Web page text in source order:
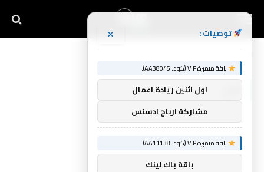
توصيات : ×
باقة متميزة VIP (كود: AA38045):
اول اثنين ريادة اعمال
مشاركة ارباح ادسنس
باقة متميزة VIP (كود: AA11138):
باقة باك لينك